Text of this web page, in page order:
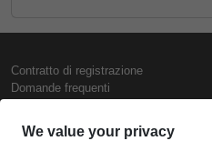
Contratto di registrazione
Domande frequenti
Contattaci